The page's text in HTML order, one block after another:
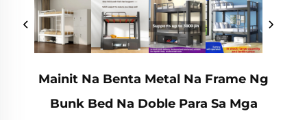
Mainit Na Benta Metal Na Frame Ng
Bunk Bed Na Doble Para Sa Mga